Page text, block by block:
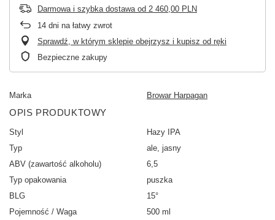
Darmowa i szybka dostawa od 2 460,00 PLN
14 dni na łatwy zwrot
Sprawdź, w którym sklepie obejrzysz i kupisz od ręki
Bezpieczne zakupy
Marka Browar Harpagan
OPIS PRODUKTOWY
Styl
Hazy IPA
Typ
ale, jasny
ABV (zawartość alkoholu)
6,5
Typ opakowania
puszka
BLG
15°
Pojemność / Waga
500 ml